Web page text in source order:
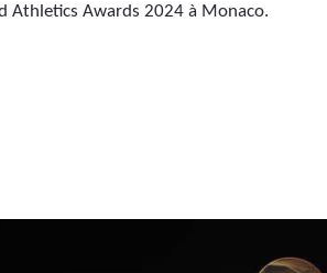
Athletics Awards 2024 à Monaco.